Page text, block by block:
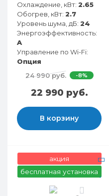
Охлаждение, кВт: 2.65
Обогрев, кВт: 2.7
Уровень шума, дБ: 24
Энергоэффективность:
A
Управление по Wi-Fi:
Опция
24 990 руб.
-8%
22 990 руб.
В корзину
акция
бесплатная установка